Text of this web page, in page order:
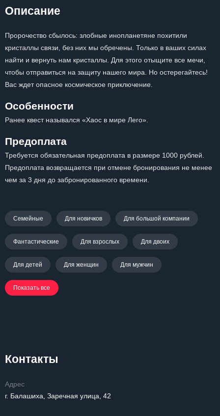
Описание
Пророчество сбылось: злобные инопланетяне похитили
кристаллы связи, без них мы обречены. Только в ваших силах
найти и вернуть нам кристаллы. Для этого отыщите все мечи,
чтобы отправиться на защиту нашего мира. Но остерегайтесь!
Вас ждет опасное космическое приключение.
Особенности
Ранее квест назывался «Хаос в мире Лего».
Предоплата
Требуется обязательная предоплата в размере 1000 рублей.
Предоплата возвращается при отмене бронирования не менее
чем за 3 дня до забронированного времени.
Семейные Для новичков Для большой компании
Фантастические Для взрослых Для двоих
Для детей Для женщин Для мужчин
Показать все
Контакты
Адрес
г. Балашиха, Заречная улица, 42